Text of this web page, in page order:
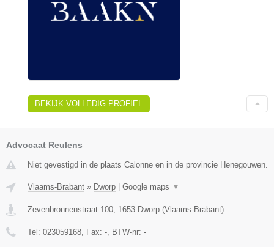
BEKIJK VOLLEDIG PROFIEL
Advocaat Reulens
Niet gevestigd in de plaats Calonne en in de provincie Henegouwen.
Vlaams-Brabant » Dworp Google maps ▼
Zevenbronnenstraat 100 1653 Dworp (Vlaams-Brabant)
Tel: 023059168 , Fax: - , BTW-nr: -